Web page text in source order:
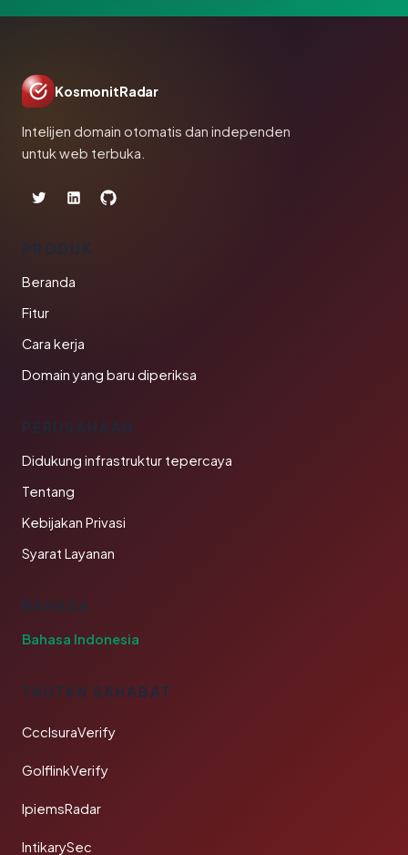
KosmonitRadar
Intelijen domain otomatis dan independen
untuk web terbuka.
PRODUK
Beranda
Fitur
Cara kerja
Domain yang baru diperiksa
PERUSAHAAN
Didukung infrastruktur tepercaya
Tentang
Kebijakan Privasi
Syarat Layanan
BAHASA
Bahasa Indonesia
TAUTAN SAHABAT
CcclsuraVerify
GolflinkVerify
IpiemsRadar
IntikarySec